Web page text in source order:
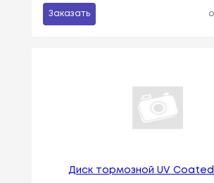
Заказать
Диск тормозной UV Coated